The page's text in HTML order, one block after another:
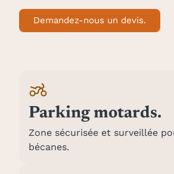
Demandez-nous un devis.
Parking motards.
Zone sécurisée et surveillée
bécanes.